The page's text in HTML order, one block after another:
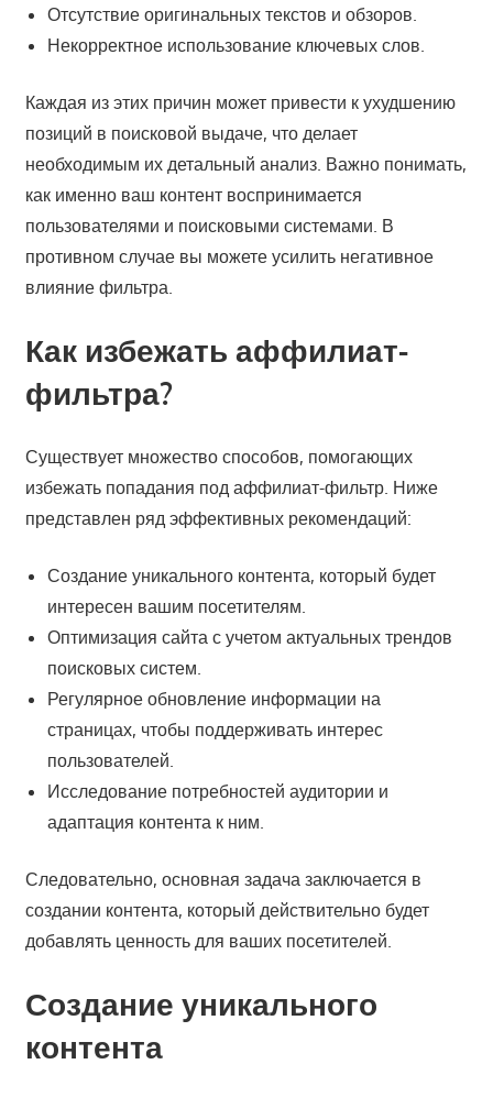
Отсутствие оригинальных текстов и обзоров.
Некорректное использование ключевых слов.
Каждая из этих причин может привести к ухудшению
позиций в поисковой выдаче, что делает
необходимым их детальный анализ. Важно понимать,
как именно ваш контент воспринимается
пользователями и поисковыми системами. В
противном случае вы можете усилить негативное
влияние фильтра.
Как избежать аффилиат-
фильтра?
Существует множество способов, помогающих
избежать попадания под аффилиат-фильтр. Ниже
представлен ряд эффективных рекомендаций:
Создание уникального контента, который будет
интересен вашим посетителям.
Оптимизация сайта с учетом актуальных трендов
поисковых систем.
Регулярное обновление информации на
страницах, чтобы поддерживать интерес
пользователей.
Исследование потребностей аудитории и
адаптация контента к ним.
Следовательно, основная задача заключается в
создании контента, который действительно будет
добавлять ценность для ваших посетителей.
Создание уникального
контента